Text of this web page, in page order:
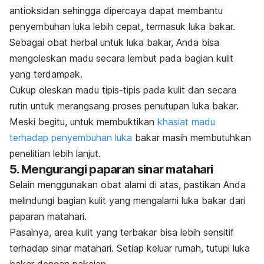
antioksidan sehingga dipercaya dapat membantu
penyembuhan luka lebih cepat, termasuk luka bakar.
Sebagai obat herbal untuk luka bakar, Anda bisa
mengoleskan madu secara lembut pada bagian kulit
yang terdampak.
Cukup oleskan madu tipis-tipis pada kulit dan secara
rutin untuk merangsang proses penutupan luka bakar.
Meski begitu, untuk membuktikan khasiat madu
terhadap penyembuhan luka bakar masih membutuhkan
penelitian lebih lanjut.
5. Mengurangi paparan sinar matahari
Selain menggunakan obat alami di atas, pastikan Anda
melindungi bagian kulit yang mengalami luka bakar dari
paparan matahari.
Pasalnya, area kulit yang terbakar bisa lebih sensitif
terhadap sinar matahari. Setiap keluar rumah, tutupi luka